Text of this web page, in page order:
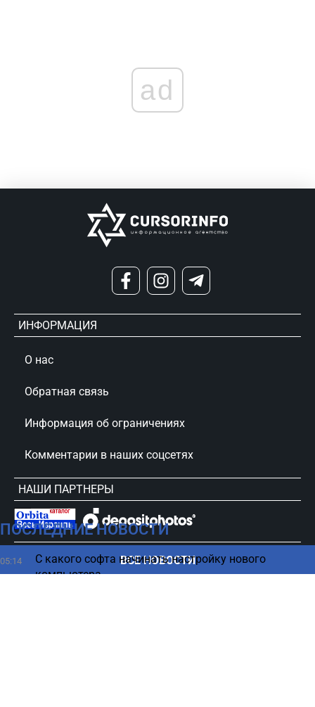
ПОСЛЕДНИЕ НОВОСТИ
05:14
С какого софта начинать настройку нового
компьютера
ВСЕ НОВОСТИ
ad
ИНФОРМАЦИЯ
О нас
Обратная связь
Информация об ограничениях
Комментарии в наших соцсетях
НАШИ ПАРТНЕРЫ
сursorinfo.co.il © Все права защищены